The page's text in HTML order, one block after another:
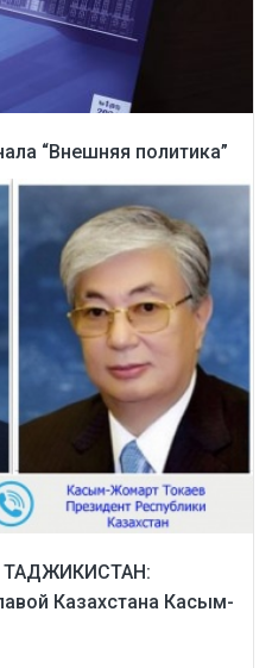
“Внешняя политика”
ТАДЖИКИСТАН:
Казахстана Касым-